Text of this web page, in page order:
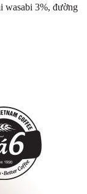
wasabi 3%, đường